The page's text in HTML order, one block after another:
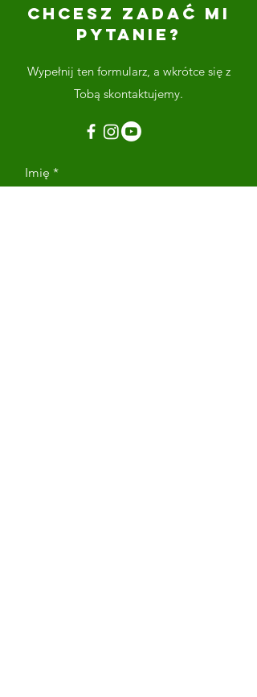
CHCESZ ZADAĆ MI
PYTANIE?
Wypełnij ten formularz, a wkrótce się z
Tobą skontaktujemy.
Imię